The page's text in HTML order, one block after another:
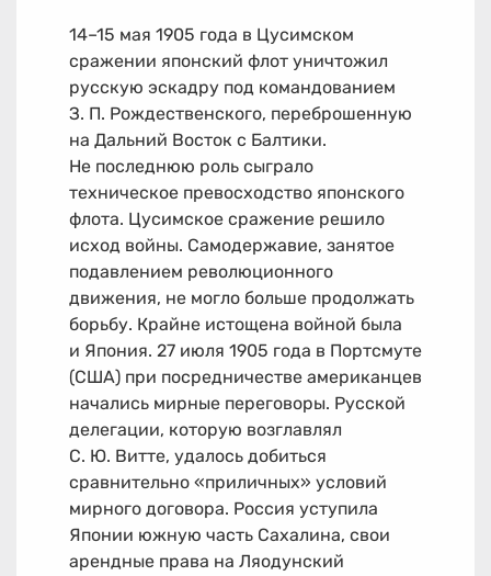
14–15 мая 1905 года в Цусимском
сражении японский флот уничтожил
русскую эскадру под командованием
З. П. Рождественского, переброшенную
на Дальний Восток с Балтики.
Не последнюю роль сыграло
техническое превосходство японского
флота. Цусимское сражение решило
исход войны. Самодержавие, занятое
подавлением революционного
движения, не могло больше продолжать
борьбу. Крайне истощена войной была
и Япония. 27 июля 1905 года в Портсмуте
(США) при посредничестве американцев
начались мирные переговоры. Русской
делегации, которую возглавлял
С. Ю. Витте, удалось добиться
сравнительно «приличных» условий
мирного договора. Россия уступила
Японии южную часть Сахалина, свои
арендные права на Ляодунский